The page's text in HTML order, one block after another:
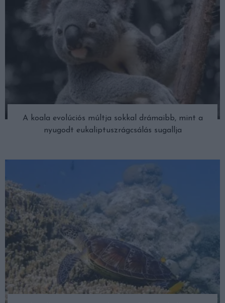
A koala evolúciós múltja sokkal drámaibb, mint a
nyugodt eukaliptuszrágcsálás sugallja